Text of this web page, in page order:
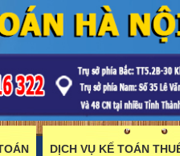
DỊCH VỤ KẾ TOÁN